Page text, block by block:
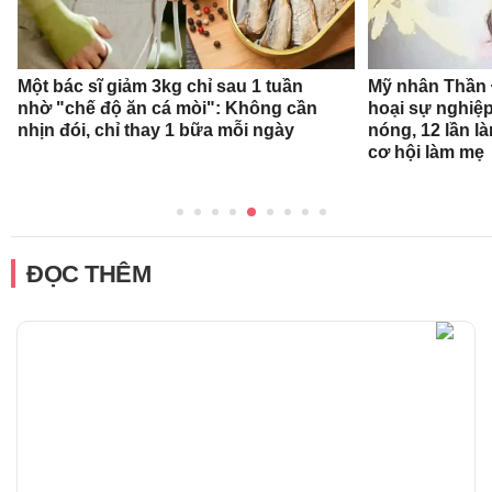
Một bác sĩ giảm 3kg chỉ sau 1 tuần
nhờ "chế độ ăn cá mòi": Không cần
nhịn đói, chỉ thay 1 bữa mỗi ngày
Mỹ nhân
hoại sự
nóng, 12 lần
cơ hội làm mẹ
ĐỌC THÊM